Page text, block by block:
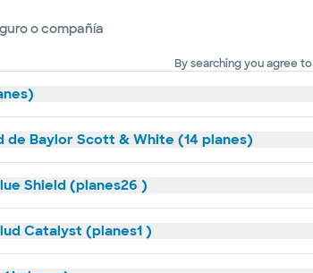
o compañía
By searching you agree to
de Baylor Scott & White (14 planes)
Shield (planes26 )
Catalyst (planes1 )